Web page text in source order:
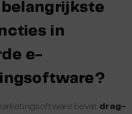
in
e-
bevat drag-